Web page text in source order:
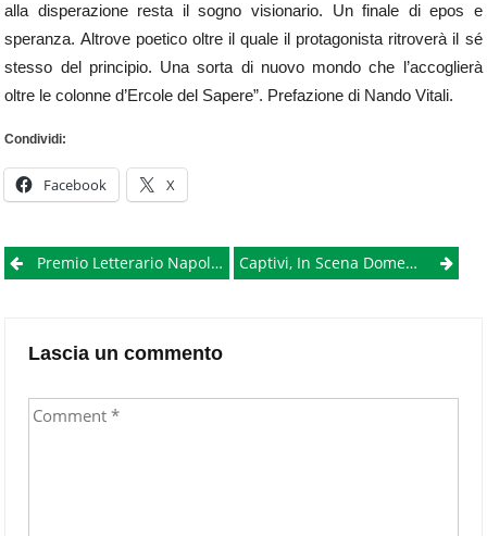
alla disperazione resta il sogno visionario. Un finale di epos e
speranza. Altrove poetico oltre il quale il protagonista ritroverà il sé
stesso del principio. Una sorta di nuovo mondo che l’accoglierà
oltre le colonne d’Ercole del Sapere”. Prefazione di Nando Vitali.
Condividi:
Facebook X
PostPremio Letterario NapoliTime: “Scivolare Via Come Il Vento” Di Fabio Massa, Scrittore, Attore E Regista Captivi, In Scena Domenica Al Pio Monte Della Misericordia
Lascia un commento